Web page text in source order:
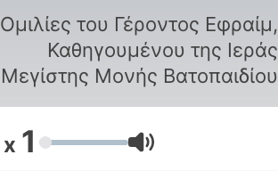
Ομιλίες του Γέροντος Εφραίμ,
Καθηγουμένου της Ιεράς
Μεγίστης Μονής Βατοπαιδίου.
עוצמת שמע 1